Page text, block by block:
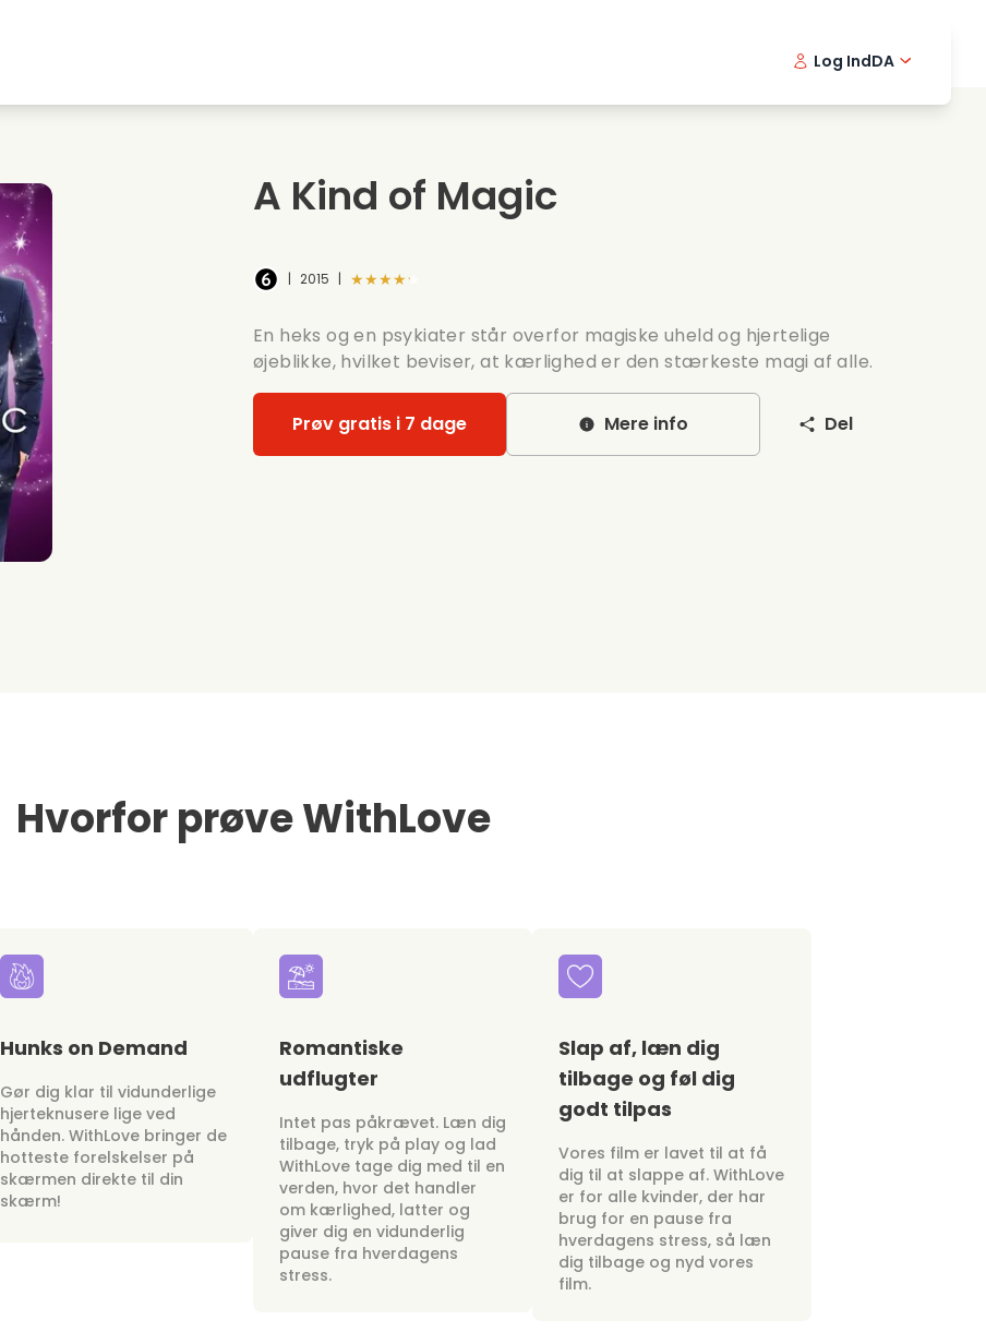
Date film
Romantiske serier
Log IndDA
A Kind of Magic
| 2015 | ★★★★★
En heks og en psykiater står overfor magiske uheld og hjertelige
øjeblikke, hvilket beviser, at kærlighed er den stærkeste magi af alle.
Prøv gratis i 7 dage Mere info Del
Hvorfor prøve WithLove
Hunks on Demand
Gør dig klar til vidunderlige
hjerteknusere lige ved
hånden. WithLove bringer de
hotteste forelskelser på
skærmen direkte til din
skærm!
Romantiske
udflugter
Intet pas påkrævet. Læn dig
tilbage, tryk på play og lad
WithLove tage dig med til en
verden, hvor det handler
om kærlighed, latter og
giver dig en vidunderlig
pause fra hverdagens
stress.
Slap af, læn dig
tilbage og føl dig
godt tilpas
Vores film er lavet til at få
dig til at slappe af. WithLove
er for alle kvinder, der har
brug for en pause fra
hverdagens stress, så læn
dig tilbage og nyd vores
film.